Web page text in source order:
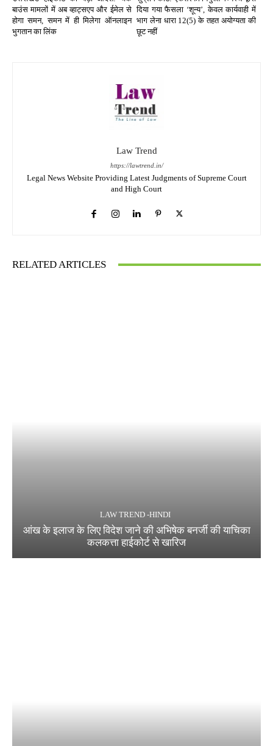
बाउंस मामलों में अब व्हाट्सएप और ईमेल से
होगा समन, समन में ही मिलेगा ऑनलाइन
भुगतान का लिंक
दिया गया फैसला ‘शून्य’, केवल कार्यवाही में
भाग लेना धारा 12(5) के तहत अयोग्यता की
छूट नहीं
Law Trend
https://lawtrend.in/
Legal News Website Providing Latest Judgments of Supreme Court
and High Court
RELATED ARTICLES
LAW TREND -HINDI
आंख के इलाज के लिए विदेश जाने की अभिषेक बनर्जी की याचिका
कलकत्ता हाईकोर्ट से खारिज